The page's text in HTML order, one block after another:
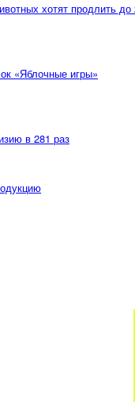
хотят продлить до
«Яблочные игры»
в 281 раз